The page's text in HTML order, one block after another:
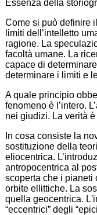
Essenza della
Come si può definire
limiti dell’intelletto
ragione. La
facoltà umane. La
capace di
determinare i limiti e
A quale principio
fenomeno è l’intero.
nei giudizi. La verità
In cosa consiste la
sostituzione della
eliocentrica.
antropocentrica al
scoperta che i pianeti
orbite ellittiche. La
quella geocentrica.
“eccentrici” degli